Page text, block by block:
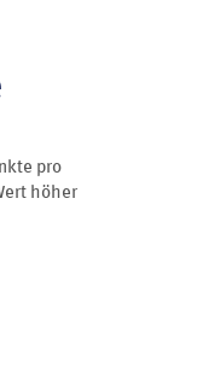
pro
höher